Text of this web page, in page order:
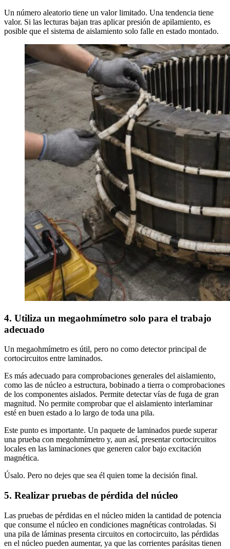
Un número aleatorio tiene un valor limitado. Una tendencia tiene
valor. Si las lecturas bajan tras aplicar presión de apilamiento, es
posible que el sistema de aislamiento solo falle en estado montado.
4. Utiliza un megaohmímetro solo para el trabajo
adecuado
Un megaohmímetro es útil, pero no como detector principal de
cortocircuitos entre laminados.
Es más adecuado para comprobaciones generales del aislamiento,
como las de núcleo a estructura, bobinado a tierra o comprobaciones
de los componentes aislados. Permite detectar vías de fuga de gran
magnitud. No permite comprobar que el aislamiento interlaminar
esté en buen estado a lo largo de toda una pila.
Este punto es importante. Un paquete de laminados puede superar
una prueba con megohmímetro y, aun así, presentar cortocircuitos
locales en las laminaciones que generen calor bajo excitación
magnética.
Úsalo. Pero no dejes que sea él quien tome la decisión final.
5. Realizar pruebas de pérdida del núcleo
Las pruebas de pérdidas en el núcleo miden la cantidad de potencia
que consume el núcleo en condiciones magnéticas controladas. Si
una pila de láminas presenta circuitos en cortocircuito, las pérdidas
en el núcleo pueden aumentar, ya que las corrientes parásitas tienen